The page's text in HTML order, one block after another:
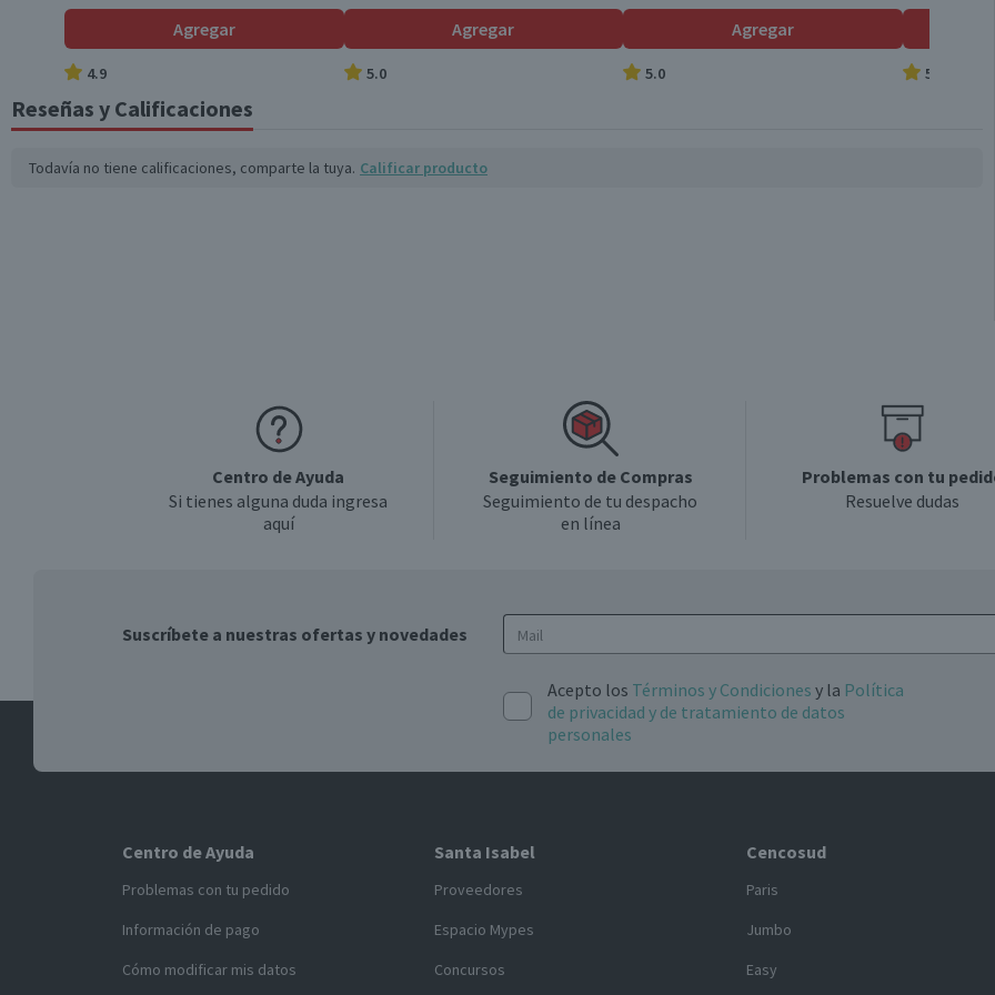
1 un.
Cuerpo
Ligero, malta pálida, refrescante.
18 años.
Garantía Mínima Legal Válida hasta su fecha de caducidad
Agregar
4.9
Agregar
5.0
Agregar
5.0 5.0
Reseñas y Calificaciones
Todavía no tiene calificaciones, comparte la tuya. Calificar producto
Centro de Ayuda
Si tienes alguna duda ingresa
aquí
Seguimiento de Compras
Seguimiento de tu despacho
en línea
Problemas con tu
Resuelve dudas
Suscríbete a nuestras ofertas y novedades
Acepto los Términos y Condiciones y la Política
de privacidad y de tratamiento de datos
personales
Centro de Ayuda
Problemas con tu pedido
Información de pago
Cómo modificar mis datos
Santa Isabel
Proveedores
Espacio Mypes
Concursos
Cencosud
Paris
Jumbo
Easy